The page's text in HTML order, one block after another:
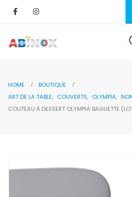
HOME
BOUTIQUE
ART DE LA TABLE, COUVERTS, OLYMPIA,
COUTEAU À DESSERT OLYMPIA BAGUETTE